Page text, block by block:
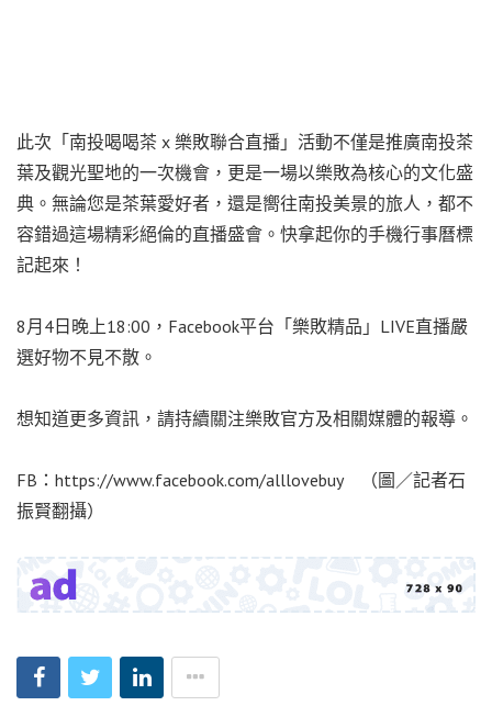
此次「南投喝喝茶 x 樂敗聯合直播」活動不僅是推廣南投茶
葉及觀光聖地的一次機會，更是一場以樂敗為核心的文化盛
典。無論您是茶葉愛好者，還是嚮往南投美景的旅人，都不
容錯過這場精彩絕倫的直播盛會。快拿起你的手機行事曆標
記起來！
8月4日晚上18:00，Facebook平台「樂敗精品」LIVE直播嚴
選好物不見不散。
想知道更多資訊，請持續關注樂敗官方及相關媒體的報導。
FB：https://www.facebook.com/alllovebuy （圖／記者石
振賢翻攝）